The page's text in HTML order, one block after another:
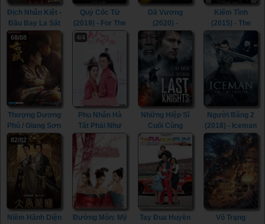
Địch Nhân Kiệt -
Đầu Bay La Sát
(2020) - Di
Renjie - Flying
Head Rakshasa
(2020)
Quỷ Cốc Tử
(2019) - For The
Holy Guiguzi
Dã Vương
(2020) -
Mountain King /
Wild King (2020)
Kiếm Tình
(2015) - The
Spirit Of The
Swords (2015)
68/68
Thượng Dương
Phú / Giang Sơn
Cố Nhân (2021)
- The Rebel
Princess (2021)
4/4
Phu Nhân Hà
Tất Phải Như
Vậy (2021) -
Hold On, My
Lady (2021)
Những Hiệp Sĩ
Cuối Cùng
(2015) - Last
Knights (2015)
Người Băng 2
(2018) - Iceman
2: The Time
Traveler (2018)
82/82
Niềm Hãnh Diện
Đường Môn: Mỹ
Tay Đua Huyền
Võ Trạng